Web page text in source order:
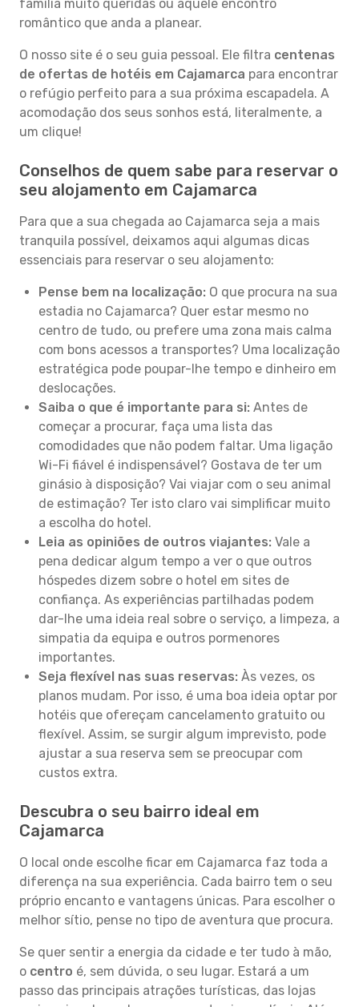
família muito queridas ou aquele encontro
romântico que anda a planear.
O nosso site é o seu guia pessoal. Ele filtra centenas
de ofertas de hotéis em Cajamarca para encontrar
o refúgio perfeito para a sua próxima escapadela. A
acomodação dos seus sonhos está, literalmente, a
um clique!
Conselhos de quem sabe para reservar o
seu alojamento em Cajamarca
Para que a sua chegada ao Cajamarca seja a mais
tranquila possível, deixamos aqui algumas dicas
essenciais para reservar o seu alojamento:
Pense bem na localização: O que procura na sua
estadia no Cajamarca? Quer estar mesmo no
centro de tudo, ou prefere uma zona mais calma
com bons acessos a transportes? Uma localização
estratégica pode poupar-lhe tempo e dinheiro em
deslocações.
Saiba o que é importante para si: Antes de
começar a procurar, faça uma lista das
comodidades que não podem faltar. Uma ligação
Wi-Fi fiável é indispensável? Gostava de ter um
ginásio à disposição? Vai viajar com o seu animal
de estimação? Ter isto claro vai simplificar muito
a escolha do hotel.
Leia as opiniões de outros viajantes: Vale a
pena dedicar algum tempo a ver o que outros
hóspedes dizem sobre o hotel em sites de
confiança. As experiências partilhadas podem
dar-lhe uma ideia real sobre o serviço, a limpeza, a
simpatia da equipa e outros pormenores
importantes.
Seja flexível nas suas reservas: Às vezes, os
planos mudam. Por isso, é uma boa ideia optar por
hotéis que ofereçam cancelamento gratuito ou
flexível. Assim, se surgir algum imprevisto, pode
ajustar a sua reserva sem se preocupar com
custos extra.
Descubra o seu bairro ideal em
Cajamarca
O local onde escolhe ficar em Cajamarca faz toda a
diferença na sua experiência. Cada bairro tem o seu
próprio encanto e vantagens únicas. Para escolher o
melhor sítio, pense no tipo de aventura que procura.
Se quer sentir a energia da cidade e ter tudo à mão,
o centro é, sem dúvida, o seu lugar. Estará a um
passo das principais atrações turísticas, das lojas